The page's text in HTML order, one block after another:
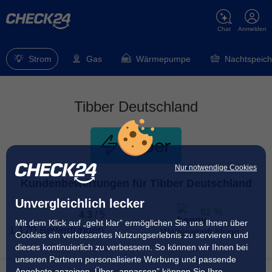
Nur notwendige Cookies
Unvergleichlich lecker
Mit dem Klick auf „geht klar” ermöglichen Sie uns Ihnen über
Cookies ein verbessertes Nutzungserlebnis zu servieren und
dieses kontinuierlich zu verbessern. So können wir Ihnen bei
unseren Partnern personalisierte Werbung und passende
Anmelden
Chat
Strom Gas Wärmepumpe
Tibber Deutschland
Kundenbewertungen für Tibber Deutschland
1.170 Bewertungen
Weiterempfehlung
82 % der Kundenhaben angegeben, dass sie ihren